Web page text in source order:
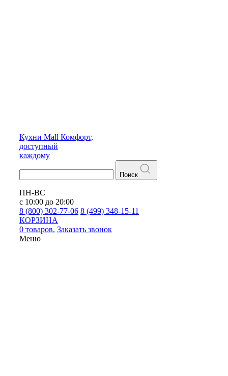
Кухни Mall Комфорт,
доступный
каждому
Поиск
ПН-ВС
с 10:00 до 20:00
8 (800) 302-77-06 8 (499) 348-15-11
КОРЗИНА
0 товаров. Заказать звонок
Меню